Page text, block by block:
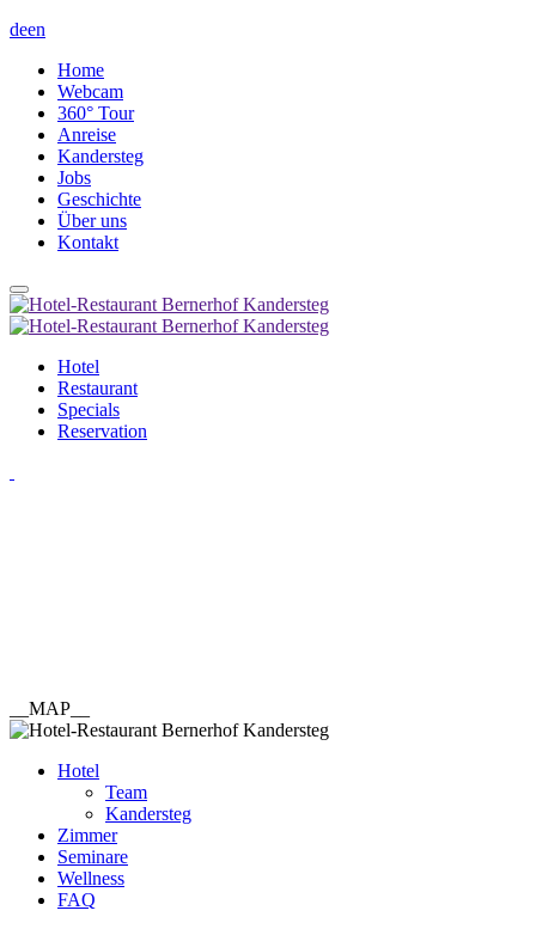
deen
Home
Webcam
360° Tour
Anreise
Kandersteg
Jobs
Geschichte
Über uns
Kontakt
Hotel
Restaurant
Specials
Reservation
__MAP__
Hotel
Team
Kandersteg
Zimmer
Seminare
Wellness
FAQ